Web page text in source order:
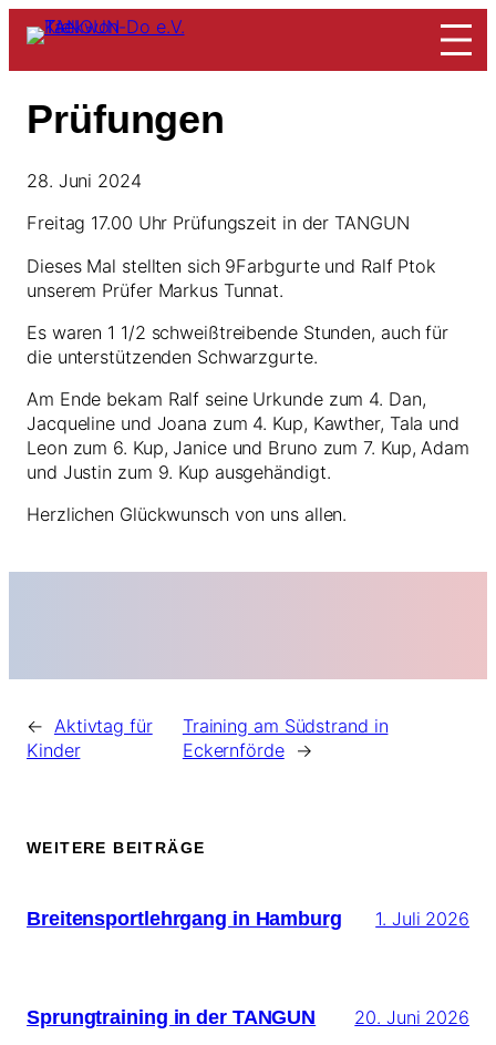
Inhalt
springen
Prüfungen
28. Juni 2024
Freitag 17.00 Uhr Prüfungszeit in der TANGUN
Dieses Mal stellten sich 9Farbgurte und Ralf Ptok
unserem Prüfer Markus Tunnat.
Es waren 1 1/2 schweißtreibende Stunden, auch für
die unterstützenden Schwarzgurte.
Am Ende bekam Ralf seine Urkunde zum 4. Dan,
Jacqueline und Joana zum 4. Kup, Kawther, Tala und
Leon zum 6. Kup, Janice und Bruno zum 7. Kup, Adam
und Justin zum 9. Kup ausgehändigt.
Herzlichen Glückwunsch von uns allen.
← Aktivtag für
Kinder
Training am Südstrand in
Eckernförde
→
WEITERE BEITRÄGE
Breitensportlehrgang in Hamburg 1. Juli 2026
Sprungtraining in der TANGUN 20. Juni 2026